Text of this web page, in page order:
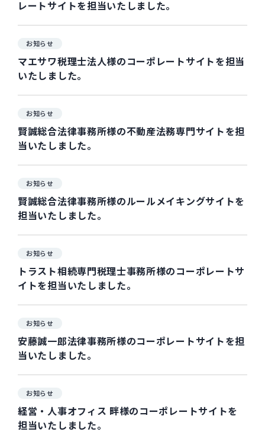
レートサイトを担当いたしました。
お知らせ
マエサワ税理士法人様のコーポレートサイトを担当
いたしました。
お知らせ
賢誠総合法律事務所様の不動産法務専門サイトを担
当いたしました。
お知らせ
賢誠総合法律事務所様のルールメイキングサイトを
担当いたしました。
お知らせ
トラスト相続専門税理士事務所様のコーポレートサ
イトを担当いたしました。
お知らせ
安藤誠一郎法律事務所様のコーポレートサイトを担
当いたしました。
お知らせ
経営・人事オフィス 畔様のコーポレートサイトを
担当いたしました。